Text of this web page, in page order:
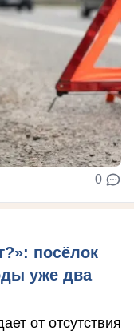
0
посёлок
уже два
от отсутствия